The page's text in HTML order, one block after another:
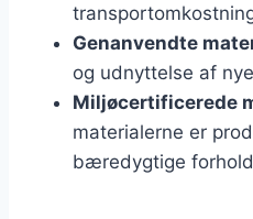
Genanvendte
og udnyttelse af
Miljøcertificerede
materialerne er
bæredygtige